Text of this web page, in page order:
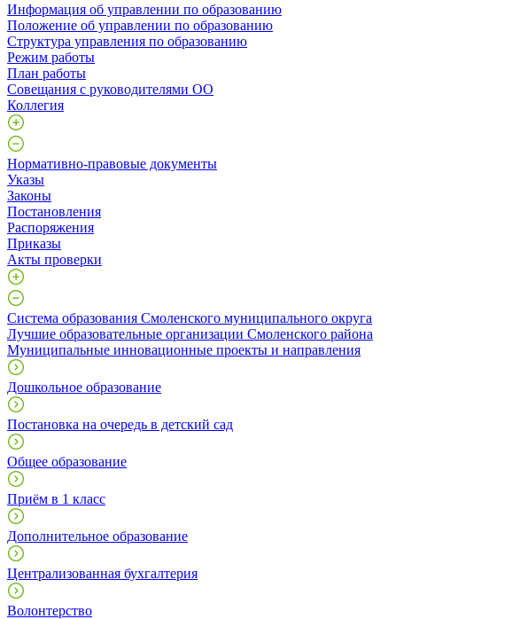
Информация об управлении по образованию
Положение об управлении по образованию
Структура управления по образованию
Режим работы
План работы
Совещания с руководителями ОО
Коллегия
Нормативно-правовые документы
Указы
Законы
Постановления
Распоряжения
Приказы
Акты проверки
Система образования Смоленского муниципального округа
Лучшие образовательные организации Смоленского района
Муниципальные инновационные проекты и направления
Дошкольное образование
Постановка на очередь в детский сад
Общее образование
Приём в 1 класс
Дополнительное образование
Централизованная бухгалтерия
Волонтерство